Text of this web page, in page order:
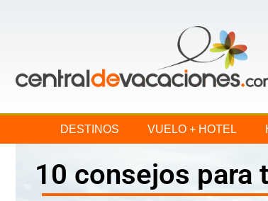
DESTINOS VUELO + HOTEL
10 consejos para